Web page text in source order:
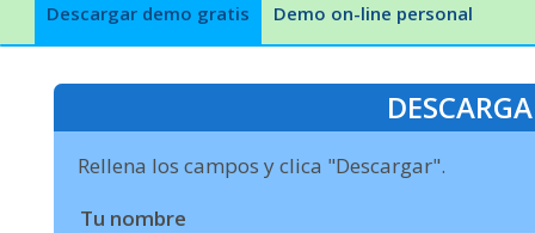
Descargar demo gratis Demo on-line personal
Rellena los campos y clica "Descargar".
Tu nombre